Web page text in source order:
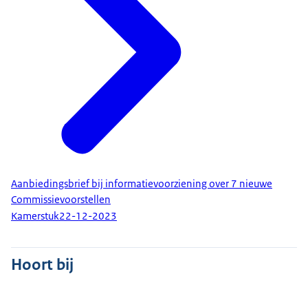
Aanbiedingsbrief bij informatievoorziening over 7 nieuwe
Commissievoorstellen
Kamerstuk22-12-2023
Hoort bij